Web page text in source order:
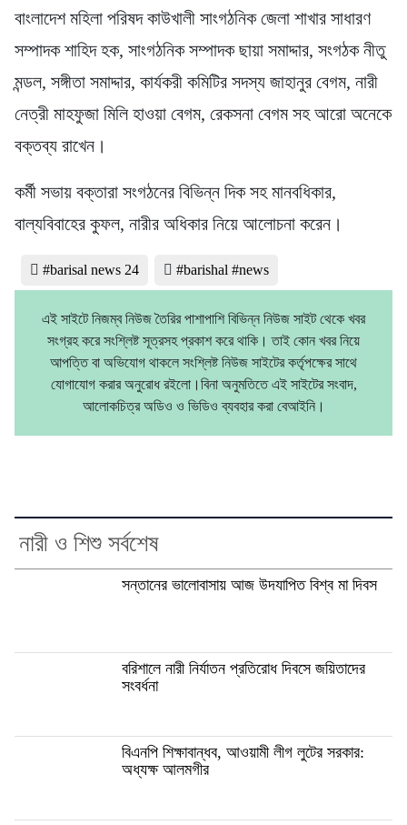
বাংলাদেশ মহিলা পরিষদ কাউখালী সাংগঠনিক জেলা শাখার সাধারণ
সম্পাদক শাহিদ হক, সাংগঠনিক সম্পাদক ছায়া সমাদ্দার, সংগঠক নীতু
মন্ডল, সঙ্গীতা সমাদ্দার, কার্যকরী কমিটির সদস্য জাহানুর বেগম, নারী
নেত্রী মাহফুজা মিলি হাওয়া বেগম, রেকসনা বেগম সহ আরো অনেকে
বক্তব্য রাখেন।
কর্মী সভায় বক্তারা সংগঠনের বিভিন্ন দিক সহ মানবধিকার,
বাল্যবিবাহের কুফল, নারীর অধিকার নিয়ে আলোচনা করেন।
#barisal news 24 #barishal #news
এই সাইটে নিজম্ব নিউজ তৈরির পাশাপাশি বিভিন্ন নিউজ সাইট থেকে খবর
সংগ্রহ করে সংশ্লিষ্ট সূত্রসহ প্রকাশ করে থাকি। তাই কোন খবর নিয়ে
আপত্তি বা অভিযোগ থাকলে সংশ্লিষ্ট নিউজ সাইটের কর্তৃপক্ষের সাথে
যোগাযোগ করার অনুরোধ রইলো।বিনা অনুমতিতে এই সাইটের সংবাদ,
আলোকচিত্র অডিও ও ভিডিও ব্যবহার করা বেআইনি।
নারী ও শিশু সর্বশেষ
সন্তানের ভালোবাসায় আজ উদযাপিত বিশ্ব মা দিবস
বরিশালে নারী নির্যাতন প্রতিরোধ দিবসে জয়িতাদের
সংবর্ধনা
বিএনপি শিক্ষাবান্ধব, আওয়ামী লীগ লুটের সরকার:
অধ্যক্ষ আলমগীর